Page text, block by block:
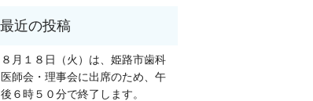
８月１８日（火）は、姫路市歯科
医師会・理事会に出席のため、午
後６時５０分で終了します。